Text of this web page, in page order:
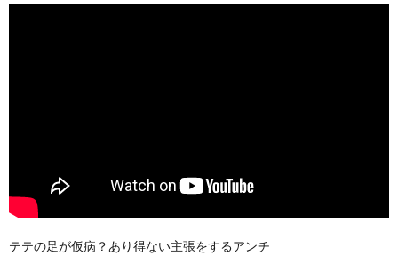
テテの足が仮病？あり得ない主張をするアンチ